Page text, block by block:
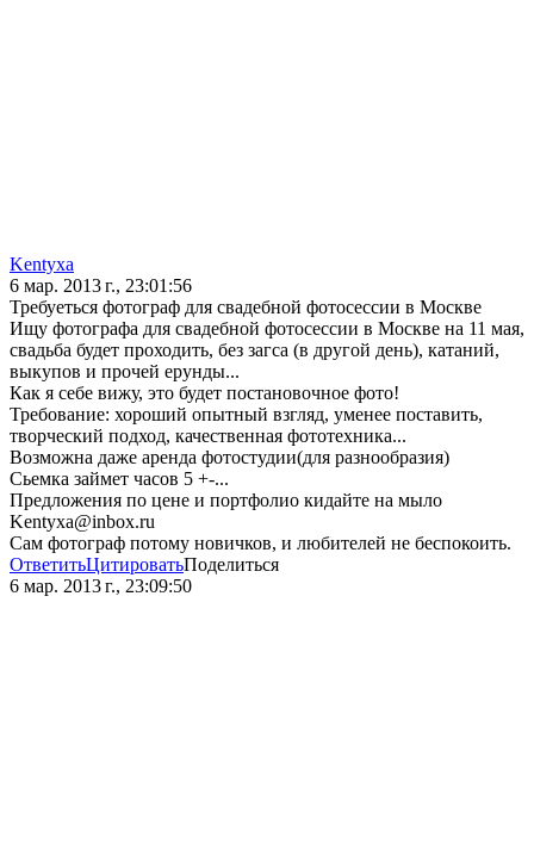
Kentyxa
6 мар. 2013 г., 23:01:56
Требуеться фотограф для свадебной фотосессии в Москве
Ищу фотографа для свадебной фотосессии в Москве на 11 мая,
свадьба будет проходить, без загса (в другой день), катаний,
выкупов и прочей ерунды...
Как я себе вижу, это будет постановочное фото!
Требование: хороший опытный взгляд, уменее поставить,
творческий подход, качественная фототехника...
Возможна даже аренда фотостудии(для разнообразия)
Сьемка займет часов 5 +-...
Предложения по цене и портфолио кидайте на мыло
Kentyxa@inbox.ru
Сам фотограф потому новичков, и любителей не беспокоить.
ОтветитьЦитироватьПоделиться
6 мар. 2013 г., 23:09:50